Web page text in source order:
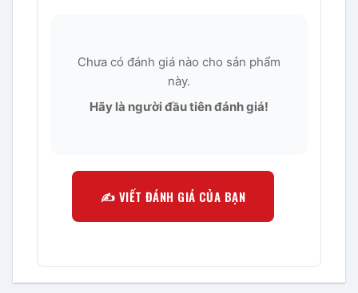
Chưa có đánh giá nào cho sản phẩm
này.
Hãy là người đầu tiên đánh giá!
✍️ VIẾT ĐÁNH GIÁ CỦA BẠN